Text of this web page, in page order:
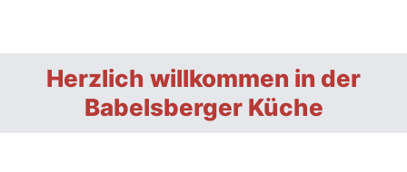
Herzlich willkommen in der
Babelsberger Küche